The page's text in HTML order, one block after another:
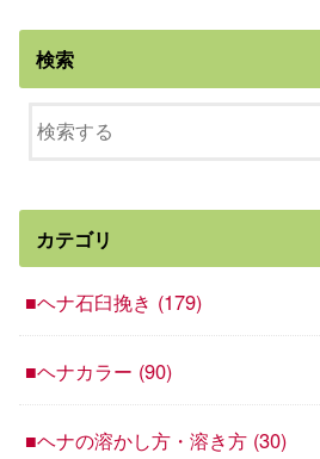
検索
カテゴリ
■ヘナ石臼挽き (179)
■ヘナカラー (90)
■ヘナの溶かし方・溶き方 (30)